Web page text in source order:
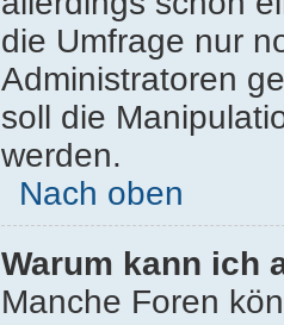
die Umfrage nur
Administratoren
soll die
werden.
Nach oben
Warum kann ich
Manche Foren